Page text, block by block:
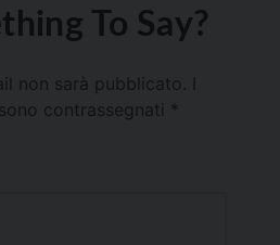
To Say?
non sarà pubblicato.
contrassegnati *